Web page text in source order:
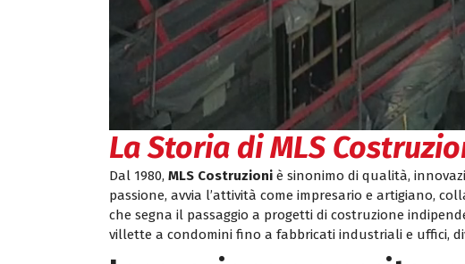
La Storia di MLS
Dal 1980, MLS Costruzioni è sinonimo di qualità,
passione, avvia l’attività come impresario e artigiano,
che segna il passaggio a progetti di costruzione
villette a condomini fino a fabbricati industriali e uffici,